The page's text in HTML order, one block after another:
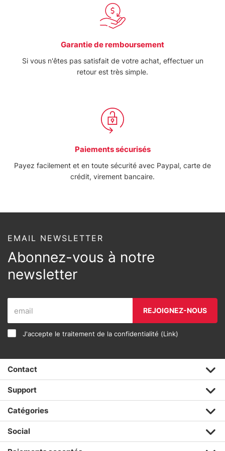
informazioni sul modo in cui utilizza il nostro sito con i
nostri partner che si occupano di analisi dei dati web,
pubblicità e social media, i quali potrebbero combinarle
con altre informazioni che ha fornito loro o che hanno
Garantie de remboursement
Si vous n'êtes pas satisfait de votre achat, effectuer un
retour est très simple.
Paiements sécurisés
Payez facilement et en toute sécurité avec Paypal, carte de
crédit, virement bancaire.
EMAIL NEWSLETTER
Abonnez-vous à notre
newsletter
REJOIGNEZ-NOUS
J'accepte le traitement de la confidentialité (Link)
Contact
Support
Catégories
Social